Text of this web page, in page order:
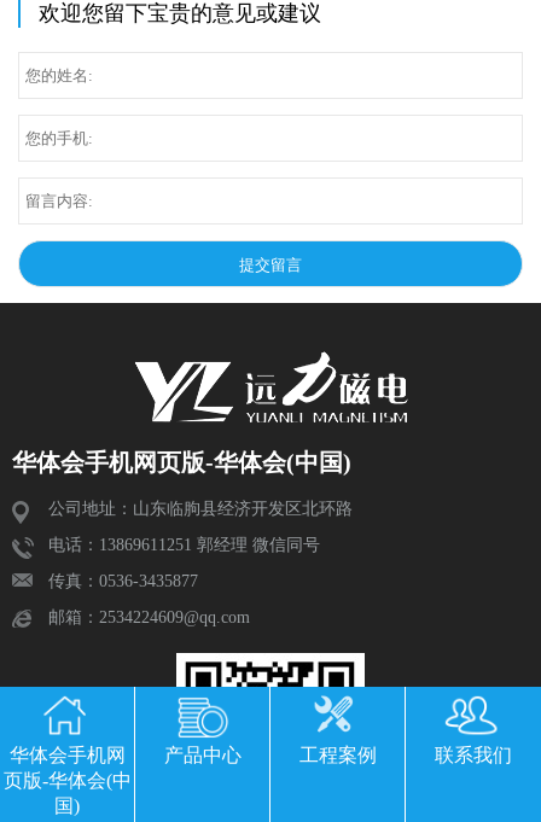
欢迎您留下宝贵的意见或建议
华体会手机网页版-华体会(中国)
公司地址：山东临朐县经济开发区北环路
电话：13869611251 郭经理 微信同号
传真：0536-3435877
邮箱：2534224609@qq.com
华体会手机网
页版-华体会(中
国)
产品中心 工程案例 联系我们